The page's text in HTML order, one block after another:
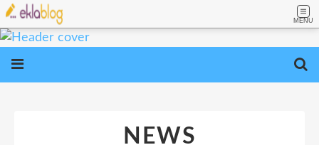
MENU
NEWS